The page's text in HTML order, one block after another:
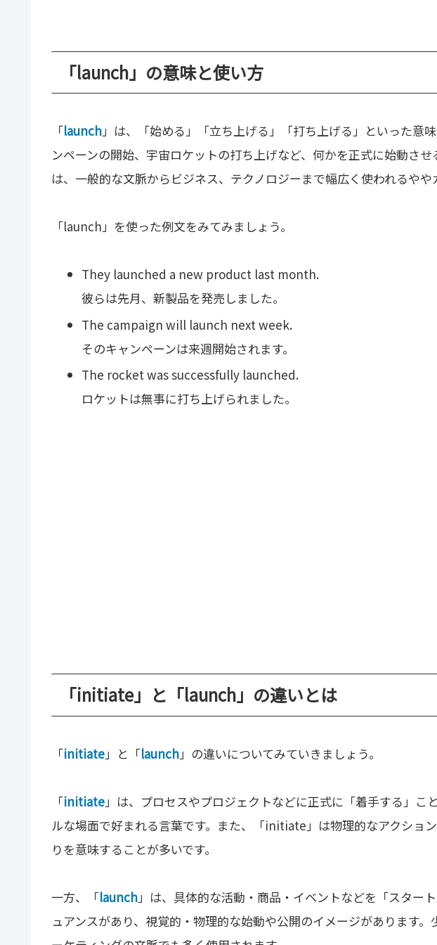
「launch」の意味と使い方
「launch」は、「始める」「立ち上げる」「打ち上げる」といった意
ンペーンの開始、宇宙ロケットの打ち上げなど、何かを正式に始動させ
は、一般的な文脈からビジネス、テクノロジーまで幅広く使われるやや
「launch」を使った例文をみてみましょう。
They launched a new product last month.
彼らは先月、新製品を発売しました。
The campaign will launch next week.
そのキャンペーンは来週開始されます。
The rocket was successfully launched.
ロケットは無事に打ち上げられました。
「initiate」と「launch」の違いとは
「initiate」と「launch」の違いについてみていきましょう。
「initiate」は、プロセスやプロジェクトなどに正式に「着手する」こ
ルな場面で好まれる言葉です。また、「initiate」は物理的なアクショ
りを意味することが多いです。
一方、「launch」は、具体的な活動・商品・イベントなどを「スター
ュアンスがあり、視覚的・物理的な始動や公開のイメージがあります